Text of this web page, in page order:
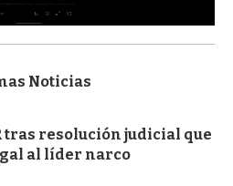
Noticias
tras resolución judicial que
al líder narco